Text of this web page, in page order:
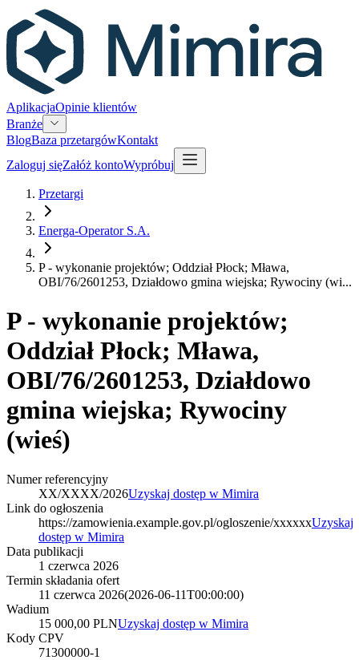
AplikacjaOpinie klientów
Branże
BlogBaza przetargówKontakt
Zaloguj sięZałóż kontoWypróbuj
Przetargi
Energa-Operator S.A.
P - wykonanie projektów; Oddział Płock; Mława,
OBI/76/2601253, Działdowo gmina wiejska; Rywociny (wi...
P - wykonanie projektów;
Oddział Płock; Mława,
OBI/76/2601253, Działdowo
gmina wiejska; Rywociny
(wieś)
Numer referencyjny
XX/XXXX/2026Uzyskaj dostęp w Mimira
Link do ogłoszenia
https://zamowienia.example.gov.pl/ogloszenie/xxxxxxUzyskaj
dostęp w Mimira
Data publikacji
1 czerwca 2026
Termin składania ofert
11 czerwca 2026(2026-06-11T00:00:00)
Wadium
15 000,00 PLNUzyskaj dostęp w Mimira
Kody CPV
71300000-1